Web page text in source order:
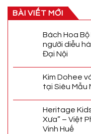
BÀI VIẾT MỚI
Bách Hoa
người diễu
Đại Nội
Kim Dohee
tại Siêu Mẫu
Heritage
Xưa” – Việt
Vinh Huế